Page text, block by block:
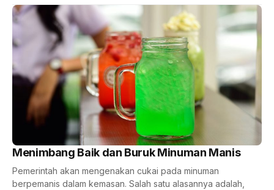
Menimbang Baik dan Buruk Minuman Manis
Pemerintah akan mengenakan cukai pada minuman
berpemanis dalam kemasan. Salah satu alasannya adalah,